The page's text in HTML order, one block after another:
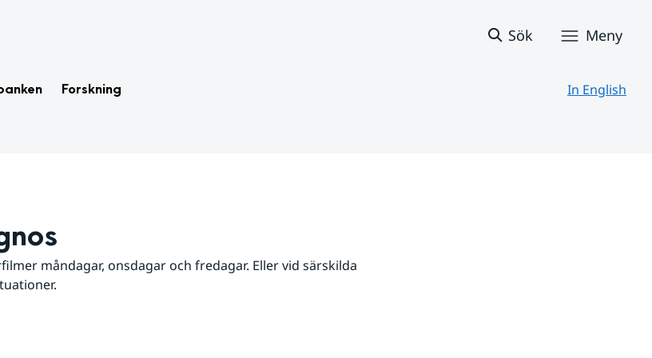
Sök Meny
Forskning In English
måndagar, onsdagar och fredagar. Eller vid särskilda